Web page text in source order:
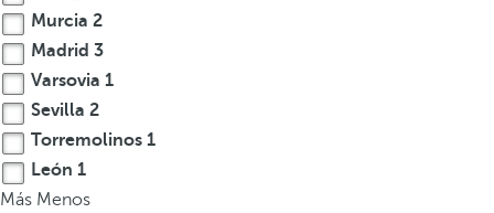
Murcia 2
Madrid 3
Varsovia 1
Sevilla 2
Torremolinos 1
León 1
Más Menos